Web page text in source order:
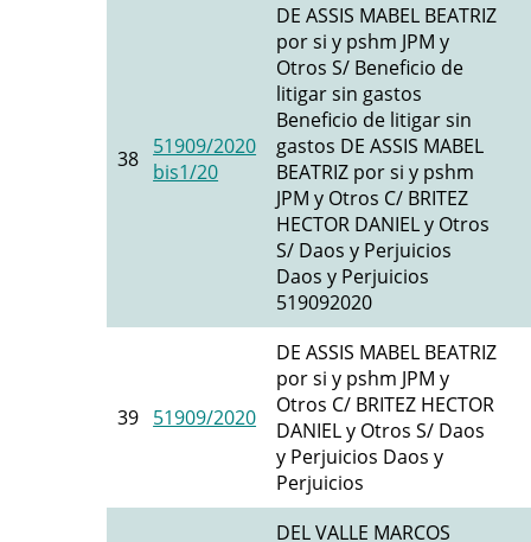
38
51909/2020
bis1/20
DE ASSIS MABEL BEATRIZ
por si y pshm JPM y
Otros S/ Beneficio de
litigar sin gastos
Beneficio de litigar sin
gastos DE ASSIS MABEL
BEATRIZ por si y pshm
JPM y Otros C/ BRITEZ
HECTOR DANIEL y Otros
S/ Daos y Perjuicios
Daos y Perjuicios
519092020
39 51909/2020
DE ASSIS MABEL BEATRIZ
por si y pshm JPM y
Otros C/ BRITEZ HECTOR
DANIEL y Otros S/ Daos
y Perjuicios Daos y
Perjuicios
DEL VALLE MARCOS